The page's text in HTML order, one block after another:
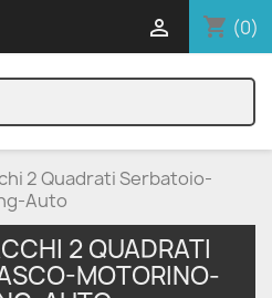
shopping_cart (0)

2 Quadrati Serbatoio-
Auto
2 QUADRATI
MOTORINO-